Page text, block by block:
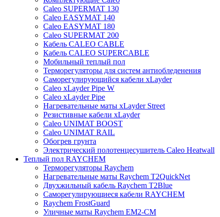
Caleo SUPERMAT 130
Caleo EASYMAT 140
Caleo EASYMAT 180
Caleo SUPERMAT 200
Кабель CALEO CABLE
Кабель CALEO SUPERCABLE
Мобильный теплый пол
Терморегуляторы для систем антиобледенения
Саморегулирующийся кабели xLayder
Caleo xLayder Pipe W
Caleo xLayder Pipe
Нагревательные маты xLayder Street
Резистивные кабели xLayder
Caleo UNIMAT BOOST
Caleo UNIMAT RAIL
Обогрев грунта
Электрический полотенцесушитель Caleo Heatwall
Теплый пол RAYCHEM
Терморегуляторы Raychem
Нагревательные маты Raychem T2QuickNet
Двухжильный кабель Raychem T2Blue
Саморегулирующиеся кабели RAYCHEM
Raychem FrostGuard
Уличные маты Raychem EM2-CM